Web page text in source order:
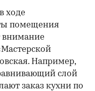
ходе
помещения
внимание
Например,
слой
заказ кухни по